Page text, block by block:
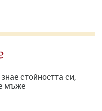
стойността си,
мъже